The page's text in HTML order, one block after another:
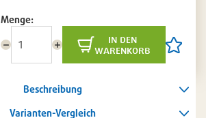
Menge:
Menge
Menge
in den
warenkorb
Artikel
setzen
Beschreibung
Varianten-Vergleich